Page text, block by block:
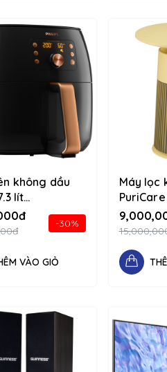
không dầu
lít
90 1234 d-flex
-30%
VÀO GIỎ
Máy lọc
Vàng